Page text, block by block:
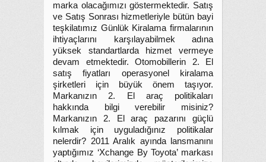
marka olacağımızı göstermektedir. Satış
ve Satış Sonrası hizmetleriyle bütün bayi
teşkilatımız Günlük Kiralama firmalarının
ihtiyaçlarını karşılayabilmek adına
yüksek standartlarda hizmet vermeye
devam etmektedir. Otomobillerin 2. El
satış fiyatları operasyonel kiralama
şirketleri için büyük önem taşıyor.
Markanızın 2. El araç politikaları
hakkında bilgi verebilir misiniz?
Markanızın 2. El araç pazarını güçlü
kılmak için uyguladığınız politikalar
nelerdir? 2011 Aralık ayında lansmanını
yaptığımız ‘Xchange By Toyota’ markası